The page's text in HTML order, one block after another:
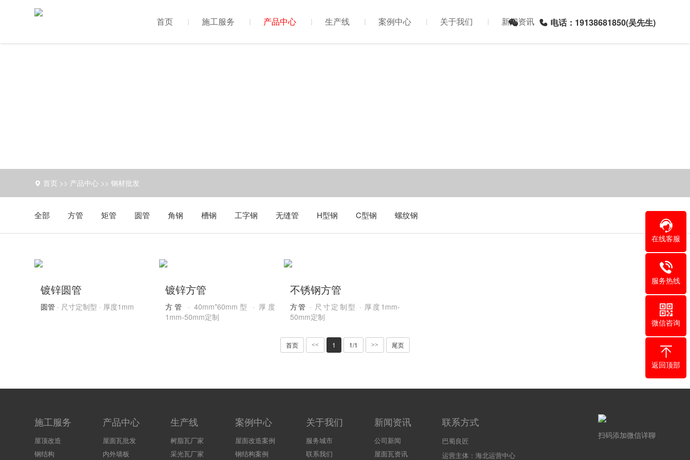
首页 施工服务 产品中心 生产线 案例中心 关于我们 新闻资讯 电话：19138681850(吴先生)
首页 >> 产品中心 >>钢材批发
全部 方管 矩管 圆管 角钢 槽钢 工字钢 无缝管 H型钢 C型钢 螺纹钢
镀锌圆管
圆管 · 尺寸定制型 · 厚度1mm
镀锌方管
方管
· 40mm*60mm型 · 厚度
1mm-50mm定制
不锈钢方管
方管 · 尺寸定制型 · 厚度1mm-
50mm定制
首页 << 1 1/1 >> 尾页
施工服务
屋顶改造
钢结构
产品中心
屋面瓦批发
内外墙板
生产线
树脂瓦厂家
采光瓦厂家
案例中心
屋面改造案例
钢结构案例
关于我们
服务城市
联系我们
新闻资讯
公司新闻
屋面瓦资讯
联系方式
巴蜀良匠
运营主体：海北运营中心
扫码添加微信详聊
在线客服
服务热线
微信咨询
返回顶部